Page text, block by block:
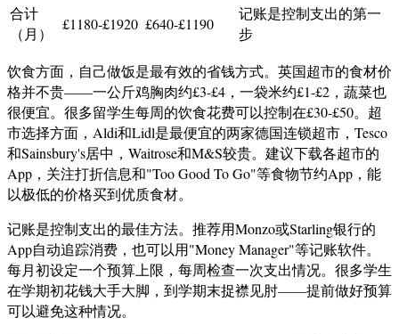
合计
（月）
£1180-£1920 £640-£1190
记账是控制支出的第一
步
饮食方面，自己做饭是最有效的省钱方式。英国超市的食材价
格并不贵——一公斤鸡胸肉约£3-£4，一袋米约£1-£2，蔬菜也
很便宜。很多留学生每周的饮食花费可以控制在£30-£50。超
市选择方面，Aldi和Lidl是最便宜的两家德国连锁超市，Tesco
和Sainsbury's居中，Waitrose和M&S较贵。建议下载各超市的
App，关注打折信息和"Too Good To Go"等食物节约App，能
以极低的价格买到优质食材。
记账是控制支出的最佳方法。推荐用Monzo或Starling银行的
App自动追踪消费，也可以用"Money Manager"等记账软件。
每月初设定一个预算上限，每周检查一次支出情况。很多学生
在学期初花钱大手大脚，到学期末捉襟见肘——提前做好预算
可以避免这种情况。